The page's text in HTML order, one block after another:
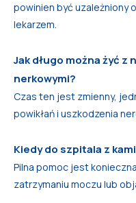
powinien być uzależniony
lekarzem.
Jak długo można żyć
nerkowymi?
Czas ten jest zmienny,
powikłań i uszkodzenia
Kiedy do szpitala z
Pilna pomoc jest
zatrzymaniu moczu lub